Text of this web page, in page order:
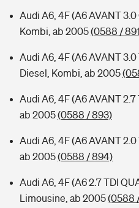
Audi A6, 4F (A6 AVANT 3.0
Kombi, ab 2005(0588 /
Audi A6, 4F (A6 AVANT 3.0
Diesel, Kombi, ab 2005
Audi A6, 4F (A6 AVANT 2.7
ab 2005(0588 / 893)
Audi A6, 4F (A6 AVANT 2.0
ab 2005(0588 / 894)
Audi A6, 4F (A6 2.7 TDI
Limousine, ab 2005(0588